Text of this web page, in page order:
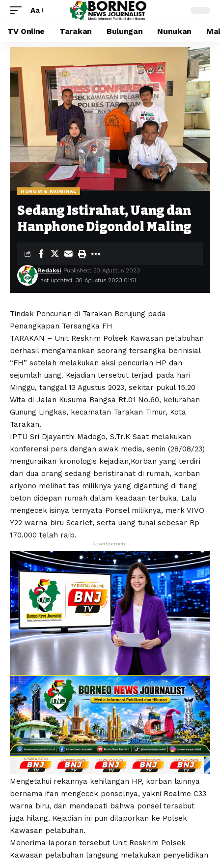
Aa
TV Online Tarakan Bulungan Nunukan
HUKUM & KRIMINAL
Sedang Istirahat, Uang dan
Hanphone Digondol Maling
Last updated: 30 Agustus 2023 01:51
Redaksi Published: 30 Agustus 2023
Tindak Pencurian di Tarakan Berujung pada
Penangkapan Tersangka FH
TARAKAN – Unit Reskrim Polsek Kawasan pelabuhan
berhasil mengamankan seorang tersangka berinisial
“FH” setelah melakukan aksi pencurian HP dan
sejumlah uang. Kejadian tersebut terjadi pada hari
Minggu, tanggal 13 Agustus 2023, sekitar pukul 15.20
Wita di Jalan Kusuma Bangsa Rt.01 No.60, kelurahan
Gunung Lingkas, kecamatan Tarakan Timur, Kota
Tarakan.
IPTU Sri Djayanthi Madogo, S.Tr.K Saat melakukan
konferensi pers dengan awak media, senin (28/08/23)
menguraikan kronologis kejadian,Korban yang terdiri
dari dua orang sedang beristirahat di rumah, korban
ariyono melihat tas miliknya yang digantung di tiang
beton didepan rumah dalam keadaan terbuka. Lalu
mengecek isinya ternyata Ponsel miliknya, merk VIVO
Y22 warna biru Scarlet, serta uang tunai sebesar Rp
170.000 telah raib.
- Advertisement -
Mengetahui rekannya kehilangan HP, korban lainnya
bernama ifan mengecek ponselnya, yakni Realme C33
warna biru, dan mendapati bahwa ponsel tersebut
juga hilang. Kejadian ini pun dilaporkan ke Polsek
Kawasan pelabuhan.
Menerima laporan tersebut Unit Reskrim Polsek
Kawasan pelabuhan langsung melakukan penyelidikan